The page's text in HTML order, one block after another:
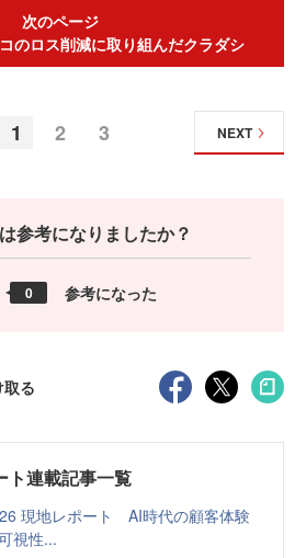
次のページ
のロス削減に取り組んだクラダシ
1 2 3 NEXT
参考になりましたか？
0 参考になった
る
ト連載記事一覧
現地レポート AI時代の顧客体験
視性...